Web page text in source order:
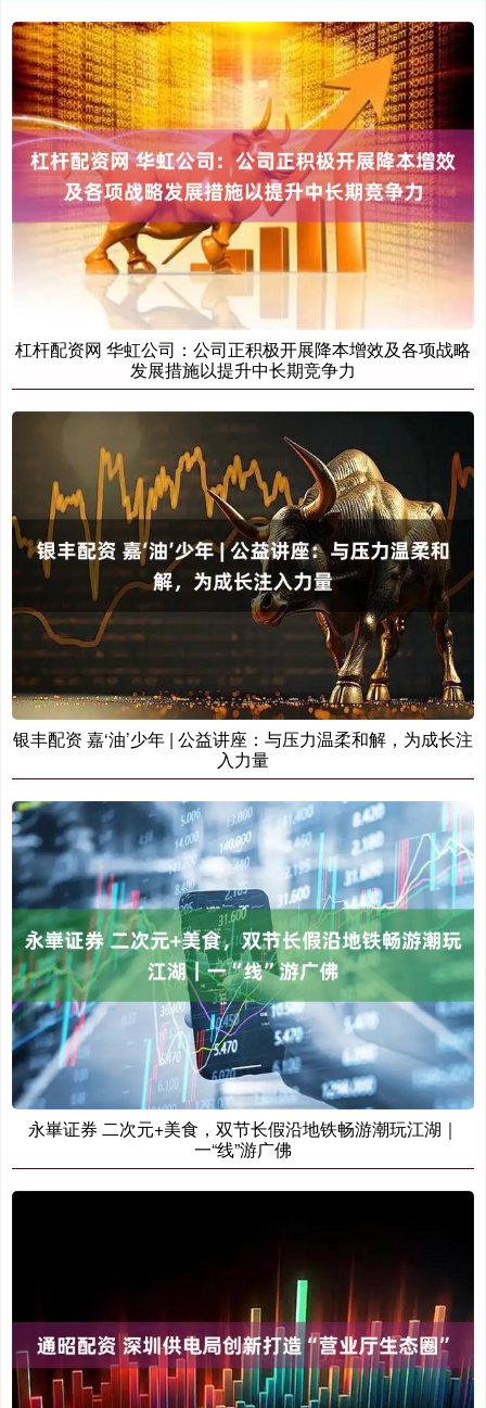
杠杆配资网 华虹公司：公司正积极开展降本增效及各项战略
发展措施以提升中长期竞争力
银丰配资 嘉‘油’少年 | 公益讲座：与压力温柔和解，为成长注
入力量
永崋证券 二次元+美食，双节长假沿地铁畅游潮玩江湖｜
一“线”游广佛